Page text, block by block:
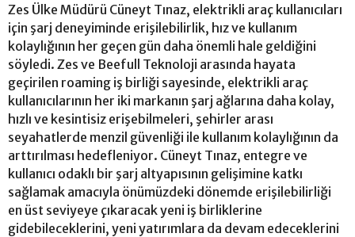
Zes Ülke Müdürü Cüneyt Tınaz, elektrikli araç kullanıcıları
için şarj deneyiminde erişilebilirlik, hız ve kullanım
kolaylığının her geçen gün daha önemli hale geldiğini
söyledi. Zes ve Beefull Teknoloji arasında hayata
geçirilen roaming iş birliği sayesinde, elektrikli araç
kullanıcılarının her iki markanın şarj ağlarına daha kolay,
hızlı ve kesintisiz erişebilmeleri, şehirler arası
seyahatlerde menzil güvenliği ile kullanım kolaylığının da
arttırılması hedefleniyor. Cüneyt Tınaz, entegre ve
kullanıcı odaklı bir şarj altyapısının gelişimine katkı
sağlamak amacıyla önümüzdeki dönemde erişilebilirliği
en üst seviyeye çıkaracak yeni iş birliklerine
gidebileceklerini, yeni yatırımlara da devam edeceklerini